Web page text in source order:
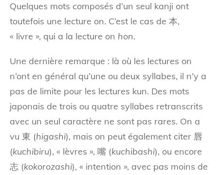
Quelques mots composés d’un seul kanji ont
toutefois une lecture on. C’est le cas de 本,
« livre », qui a la lecture on hon.
Une dernière remarque : là où les lectures on
n’ont en général qu’une ou deux syllabes, il n’y a
pas de limite pour les lectures kun. Des mots
japonais de trois ou quatre syllabes retranscrits
avec un seul caractère ne sont pas rares. On a
vu 東 (higashi), mais on peut également citer 唇
(kuchibiru), « lèvres », 嘴 (kuchibashi), ou encore
志 (kokorozashi), « intention », avec pas moins de